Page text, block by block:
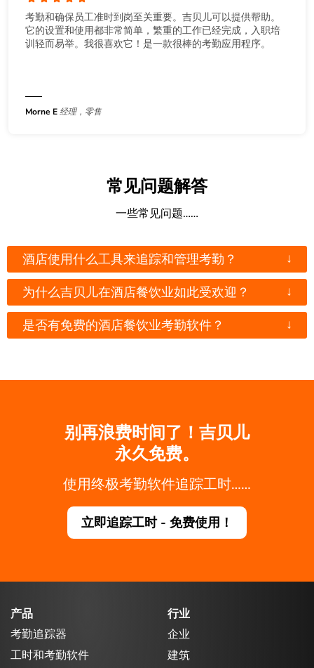
考勤和确保员工准时到岗至关重要。吉贝儿可以提供帮助。
它的设置和使用都非常简单，繁重的工作已经完成，入职培
训轻而易举。我很喜欢它！是一款很棒的考勤应用程序。
Morne E经理，零售
常见问题解答
一些常见问题……
酒店使用什么工具来追踪和管理考勤？ ↓
为什么吉贝儿在酒店餐饮业如此受欢迎？ ↓
是否有免费的酒店餐饮业考勤软件？ ↓
别再浪费时间了！吉贝儿
永久免费。
使用终极考勤软件追踪工时……
立即追踪工时 - 免费使用！
产品
考勤追踪器
工时和考勤软件
行业
企业
建筑